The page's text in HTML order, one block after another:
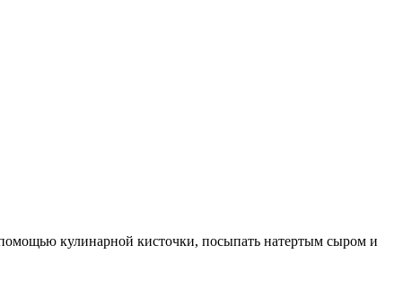
кулинарной кисточки, посыпать натертым сыром и